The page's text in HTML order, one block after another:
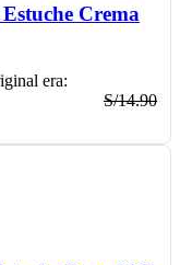
Crema
S/14.90
era: